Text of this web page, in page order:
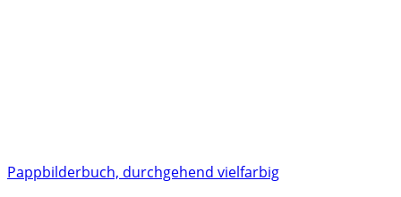
Pappbilderbuch, durchgehend vielfarbig